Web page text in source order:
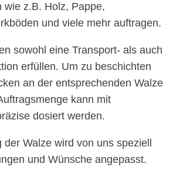
wie z.B. Holz, Pappe,
und viele mehr auftragen.
sowohl eine Transport- als auch
erfüllen. Um zu beschichten
an der entsprechenden Walze
kann mit
dosiert werden.
Walze wird von uns speziell
und Wünsche angepasst.